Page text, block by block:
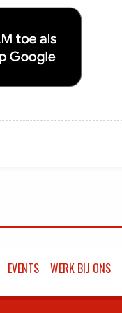
EVENTS WERK BIJ ONS